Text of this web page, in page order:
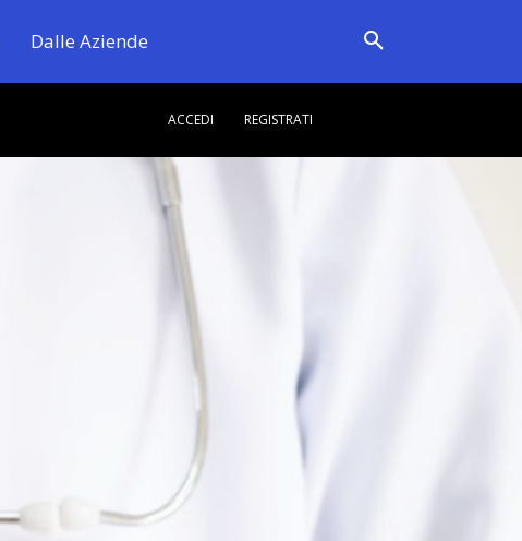
Dalle Aziende
ACCEDI REGISTRATI